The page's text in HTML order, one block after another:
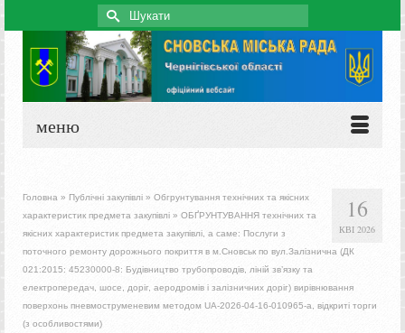
Search
for:
меню
16
КВІ 2026
Головна » Публічні закупівлі » Обгрунтування технічних та якісних
характеристик предмета закупівлі » ОБҐРУНТУВАННЯ технічних та
якісних характеристик предмета закупівлі, а саме: Послуги з
поточного ремонту дорожнього покриття в м.Сновськ по вул.Залізнична (ДК
021:2015: 45230000-8: Будівництво трубопроводів, ліній зв’язку та
електропередач, шосе, доріг, аеродромів і залізничних доріг) вирівнювання
поверхонь пневмоструменевим методом UA-2026-04-16-010965-a, відкриті торги
(з особливостями)